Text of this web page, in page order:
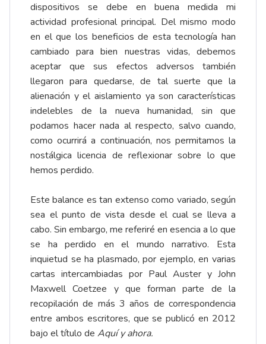
dispositivos se debe en buena medida mi
actividad profesional principal. Del mismo modo
en el que los beneficios de esta tecnología han
cambiado para bien nuestras vidas, debemos
aceptar que sus efectos adversos también
llegaron para quedarse, de tal suerte que la
alienación y el aislamiento ya son características
indelebles de la nueva humanidad, sin que
podamos hacer nada al respecto, salvo cuando,
como ocurrirá a continuación, nos permitamos la
nostálgica licencia de reflexionar sobre lo que
hemos perdido.
Este balance es tan extenso como variado, según
sea el punto de vista desde el cual se lleva a
cabo. Sin embargo, me referiré en esencia a lo que
se ha perdido en el mundo narrativo. Esta
inquietud se ha plasmado, por ejemplo, en varias
cartas intercambiadas por Paul Auster y John
Maxwell Coetzee y que forman parte de la
recopilación de más 3 años de correspondencia
entre ambos escritores, que se publicó en 2012
bajo el título de Aquí y ahora.